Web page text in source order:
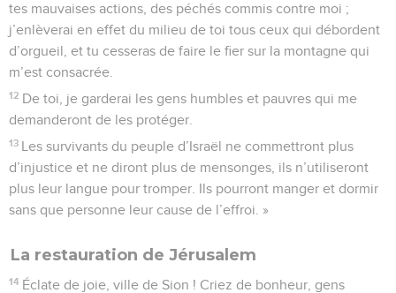
tes mauvaises actions, des péchés commis contre moi ;
j’enlèverai en effet du milieu de toi tous ceux qui débordent
d’orgueil, et tu cesseras de faire le fier sur la montagne qui
m’est consacrée.
12 De toi, je garderai les gens humbles et pauvres qui me
demanderont de les protéger.
13 Les survivants du peuple d’Israël ne commettront plus
d’injustice et ne diront plus de mensonges, ils n’utiliseront
plus leur langue pour tromper. Ils pourront manger et dormir
sans que personne leur cause de l’effroi. »
La restauration de Jérusalem
14 Éclate de joie, ville de Sion ! Criez de bonheur, gens